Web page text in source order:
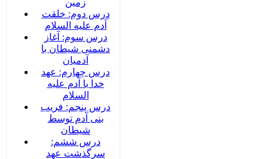
زمین
درس دوم: خلقت
آدم علیه السلام
درس سوم: آغاز
دشمنی شیطان با
آدمیان
درس چهارم: عهد
خدا با آدم علیه
السلام
درس پنجم: فریب
بنی آدم توسط
شیطان
درس ششم:
سرگذشت عهد